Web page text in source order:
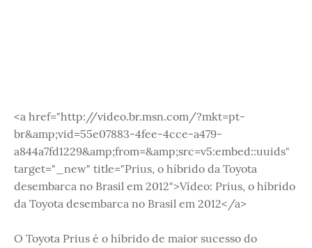
<a href="http://video.br.msn.com/?mkt=pt-
br&amp;vid=55e07883-4fee-4cce-a479-
a844a7fd1229&amp;from=&amp;src=v5:embed::uuids"
target="_new" title="Prius, o híbrido da Toyota
desembarca no Brasil em 2012">Vídeo: Prius, o híbrido
da Toyota desembarca no Brasil em 2012</a>
O Toyota Prius é o híbrido de maior sucesso do